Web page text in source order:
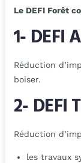
Le DEFI Forêt
1- DEFI
Réduction
boiser.
2- DEFI
Réduction
les travaux